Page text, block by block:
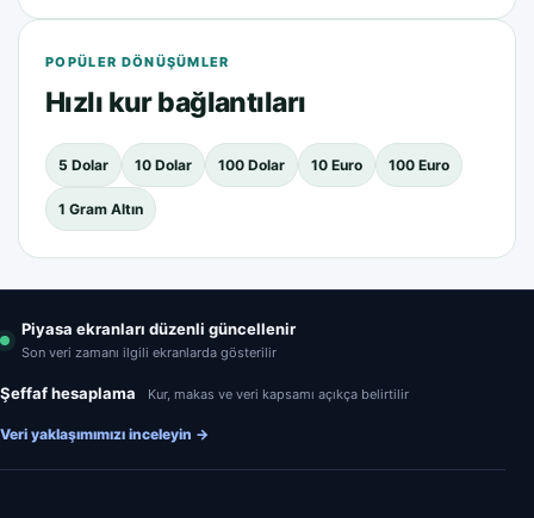
POPÜLER DÖNÜŞÜMLER
Hızlı kur bağlantıları
5 Dolar 10 Dolar 100 Dolar 10 Euro 100 Euro
1 Gram Altın
Piyasa ekranları düzenli güncellenir
Son veri zamanı ilgili ekranlarda gösterilir
Şeffaf hesaplama Kur, makas ve veri kapsamı açıkça belirtilir
Veri yaklaşımımızı inceleyin →